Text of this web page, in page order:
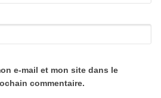
e-mail et mon site dans le
commentaire.